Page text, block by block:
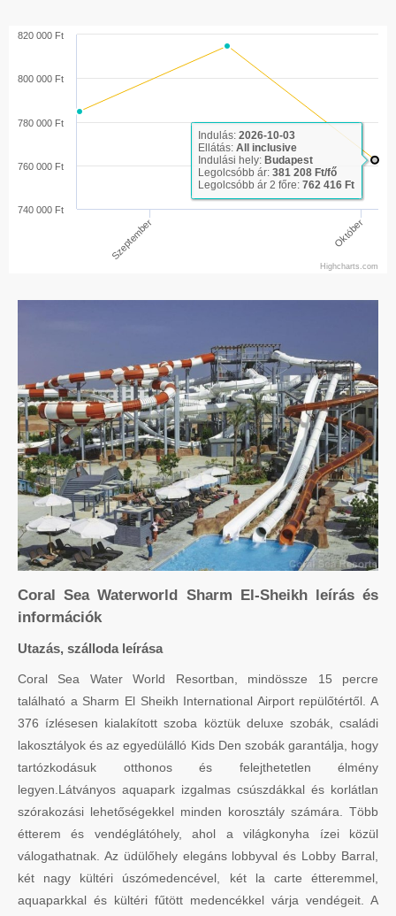
Szeptember Október
740 000 Ft
760 000 Ft
780 000 Ft
800 000 Ft
820 000 Ft
Highcharts.com
Indulás: 2026-10-03
Ellátás: All inclusive
Indulási hely: Budapest
Legolcsóbb ár: 381 208 Ft/fő
Legolcsóbb ár 2 főre: 762 416 Ft
Coral Sea Waterworld Sharm El-Sheikh leírás és
információk
Utazás, szálloda leírása
Coral Sea Water World Resortban, mindössze 15 percre
található a Sharm El Sheikh International Airport repülőtértől. A
376 ízlésesen kialakított szoba köztük deluxe szobák, családi
lakosztályok és az egyedülálló Kids Den szobák garantálja, hogy
tartózkodásuk otthonos és felejthetetlen élmény
legyen.Látványos aquapark izgalmas csúszdákkal és korlátlan
szórakozási lehetőségekkel minden korosztály számára. Több
étterem és vendéglátóhely, ahol a világkonyha ízei közül
válogathatnak. Az üdülőhely elegáns lobbyval és Lobby Barral,
két nagy kültéri úszómedencével, két la carte étteremmel,
aquaparkkal és kültéri fűtött medencékkel várja vendégeit. A